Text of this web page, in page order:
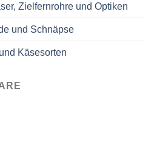
Zielfernrohre und Optiken
und Schnäpse
Käsesorten